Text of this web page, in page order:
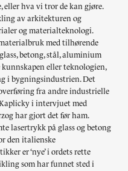
eller hva vi tror de kan gjøre.
av arkitekturen og
og materialteknologi.
med tilhørende
betong, stål, aluminium
eller teknologien,
i bygningsindustrien. Det
fra andre industrielle
i intervjuet med
har gjort det før ham.
lasertrykk på glass og betong
den italienske
er ‘nye’ i ordets rette
som har funnet sted i